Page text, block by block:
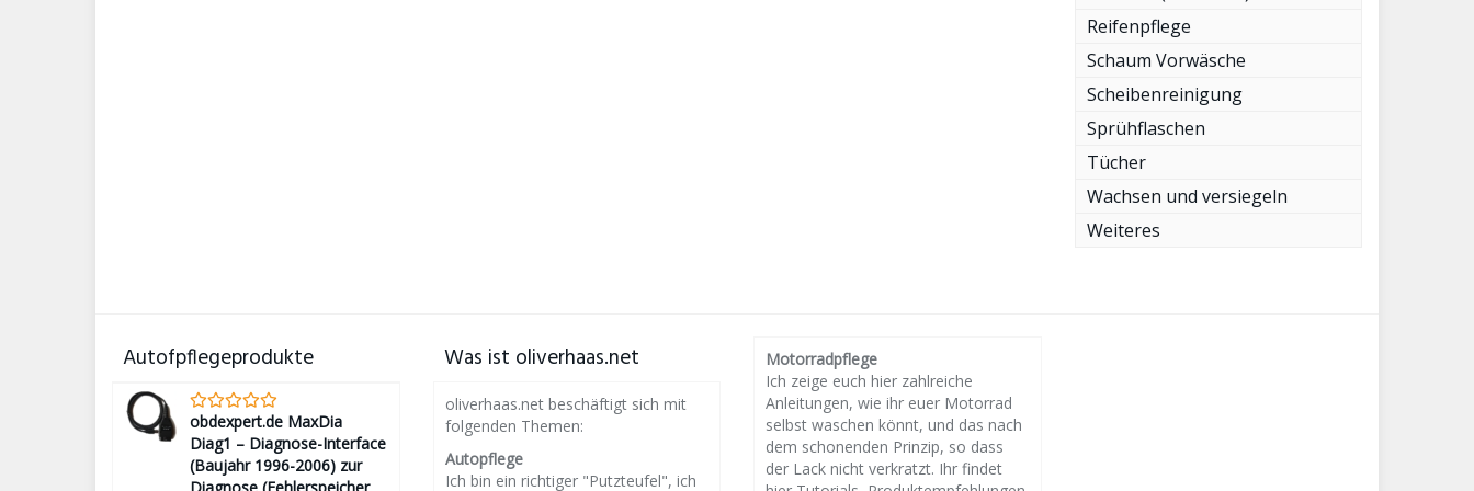
Reifenpflege
Schaum Vorwäsche
Scheibenreinigung
Sprühflaschen
Tücher
Wachsen und versiegeln
Weiteres
Autofpflegeprodukte
obdexpert.de MaxDia
Diag1 – Diagnose-Interface
(Baujahr 1996-2006) zur
Was ist oliverhaas.net
oliverhaas.net beschäftigt sich mit
folgenden Themen:
Autopflege
Ich bin ein richtiger "Putzteufel", ich
Motorradpflege
Ich zeige euch hier zahlreiche
Anleitungen, wie ihr euer Motorrad
selbst waschen könnt, und das nach
dem schonenden Prinzip, so dass
der Lack nicht verkratzt. Ihr findet